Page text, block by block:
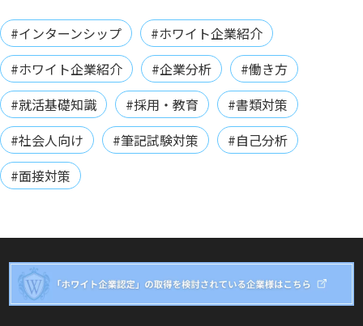
#インターンシップ
#ホワイト企業紹介
#ホワイト企業紹介
#企業分析
#働き方
#就活基礎知識
#採用・教育
#書類対策
#社会人向け
#筆記試験対策
#自己分析
#面接対策